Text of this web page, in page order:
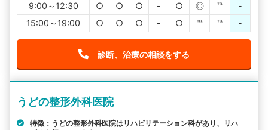
9:00～12:30
○ ○ ○ - ○ ◎ ℡
-
15:00～19:00
○ ○ ○ - ○ ℡ ℡ -
診断、治療の相談をする
うどの整形外科医院
特徴：うどの整形外科医院はリハビリテーション科があり、リハ